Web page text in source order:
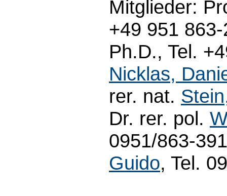
Mitglieder:
+49 951
Ph.D., Tel.
Nicklas,
rer. nat.
Dr. rer. pol.
0951/863-
Guido, Tel.